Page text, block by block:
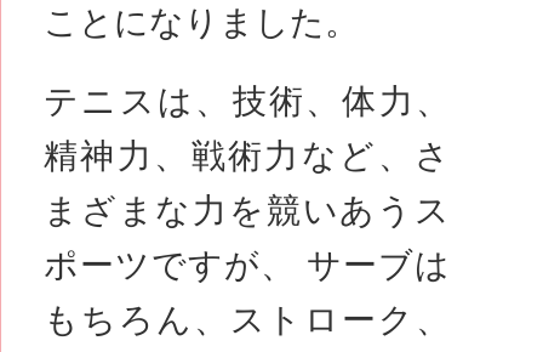
ことになりました。
テニスは、技術、体力、
精神力、戦術力など、さ
まざまな力を競いあうス
ポーツですが、 サーブは
もちろん、ストローク、